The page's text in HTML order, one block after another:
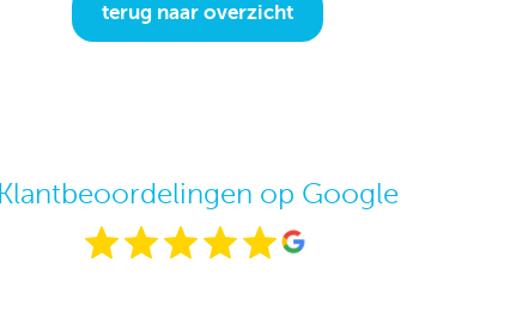
terug naar overzicht
Klantbeoordelingen op Google